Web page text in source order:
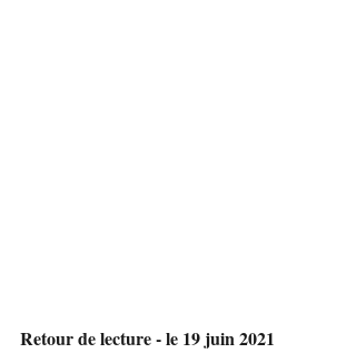
Retour de lecture - le 19 juin 2021